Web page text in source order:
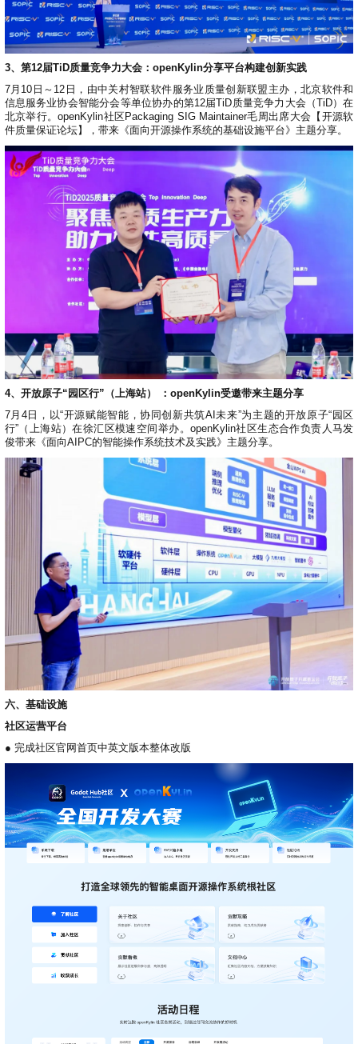
3、第12届TiD质量竞争力大会：openKylin分享平台构建创新实践
7月10日～12日，由中关村智联软件服务业质量创新联盟主办，北京软件和
信息服务业协会智能分会等单位协办的第12届TiD质量竞争力大会（TiD）在
北京举行。openKylin社区Packaging SIG Maintainer毛周出席大会【开源软
件质量保证论坛】，带来《面向开源操作系统的基础设施平台》主题分享。
4、开放原子“园区行”（上海站） ：openKylin受邀带来主题分享
7月4日，以“开源赋能智能，协同创新共筑AI未来”为主题的开放原子“园区
行”（上海站）在徐汇区模速空间举办。openKylin社区生态合作负责人马发
俊带来《面向AIPC的智能操作系统技术及实践》主题分享。
六、基础设施
社区运营平台
● 完成社区官网首页中英文版本整体改版